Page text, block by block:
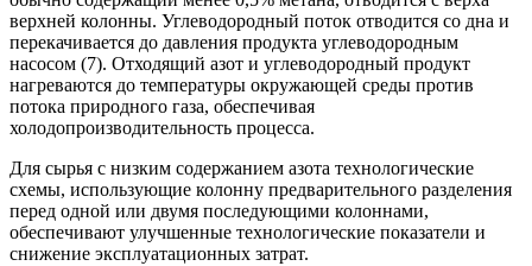
верхней колонны. Углеводородный поток отводится со дна и
перекачивается до давления продукта углеводородным
насосом (7). Отходящий азот и углеводородный продукт
нагреваются до температуры окружающей среды против
потока природного газа, обеспечивая
холодопроизводительность процесса.
Для сырья с низким содержанием азота технологические
схемы, использующие колонну предварительного разделения
перед одной или двумя последующими колоннами,
обеспечивают улучшенные технологические показатели и
снижение эксплуатационных затрат.